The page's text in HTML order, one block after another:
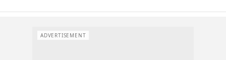
ADVERTISEMENT